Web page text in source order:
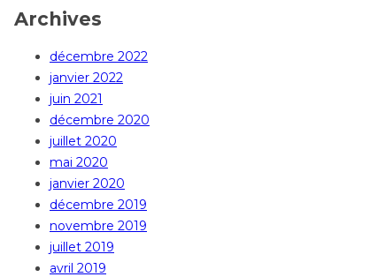
Archives
décembre 2022
janvier 2022
juin 2021
décembre 2020
juillet 2020
mai 2020
janvier 2020
décembre 2019
novembre 2019
juillet 2019
avril 2019